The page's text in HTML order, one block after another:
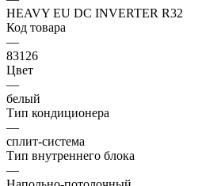
HEAVY EU DC INVERTER R32
Код товара
—
83126
Цвет
—
белый
Тип кондиционера
—
сплит-система
Тип внутреннего блока
—